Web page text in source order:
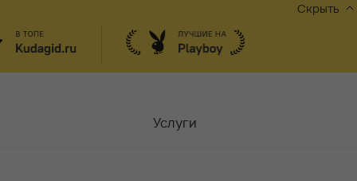
Скрыть
Услуги